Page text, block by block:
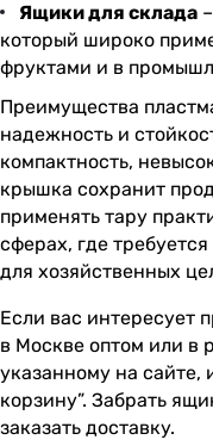
Ящики для склада
который широко
фруктами и в
Преимущества
надежность и
компактность,
крышка сохранит
применять тару
сферах, где
для хозяйственных
Если вас интересует
в Москве оптом или в
указанному на сайте,
корзину”. Забрать
заказать доставку.